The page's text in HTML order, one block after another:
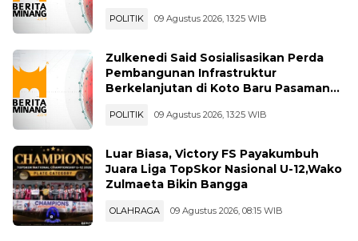
POLITIK 09 Agustus 2026, 13:25 WIB
Zulkenedi Said Sosialisasikan Perda
Pembangunan Infrastruktur
Berkelanjutan di Koto Baru Pasaman
POLITIK 09 Agustus 2026, 13:25 WIB
Luar Biasa, Victory FS Payakumbuh
Juara Liga TopSkor Nasional U-12,Wako
Zulmaeta Bikin Bangga
OLAHRAGA 09 Agustus 2026, 08:15 WIB